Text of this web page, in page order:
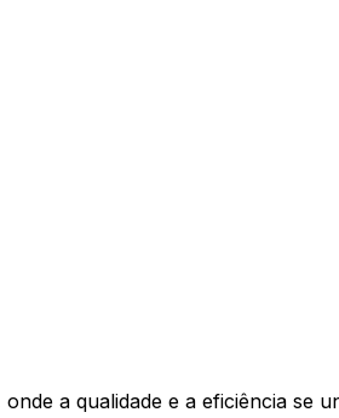
a qualidade e a eficiência se